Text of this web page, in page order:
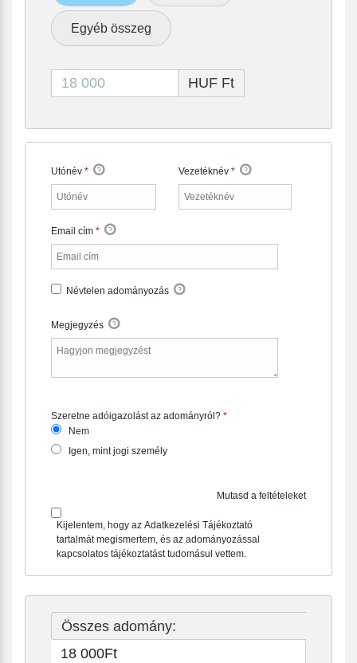
HUF Ft
Egyéb összeg
Utónév * Vezetéknév *
Email cím *
Névtelen adományozás
Megjegyzés
Szeretne adóigazolást az adományról?
Szeretne adóigazolást az adományról? *
Required
Nem
Igen, mint jogi személy
Mutasd a feltételeket
Kijelentem, hogy az Adatkezelési Tájékoztató
tartalmát megismertem, és az adományozással
kapcsolatos tájékoztatást tudomásul vettem.
Összes adomány:
18 000Ft